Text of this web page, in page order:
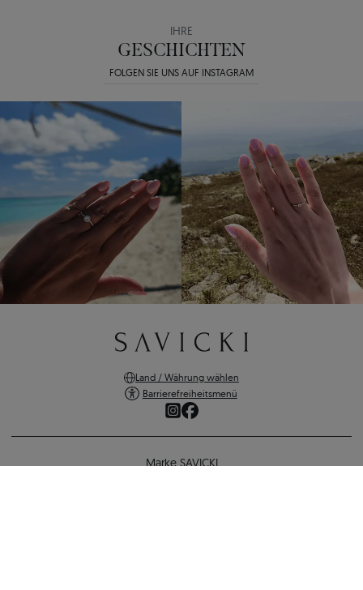
IHRE
GESCHICHTEN
FOLGEN SIE UNS AUF INSTAGRAM
Land / Währung wählen
Barrierefreiheitsmenü
Marke SAVICKI